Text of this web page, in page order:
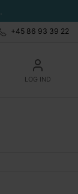
+45 86 93 39 22
LOG IND